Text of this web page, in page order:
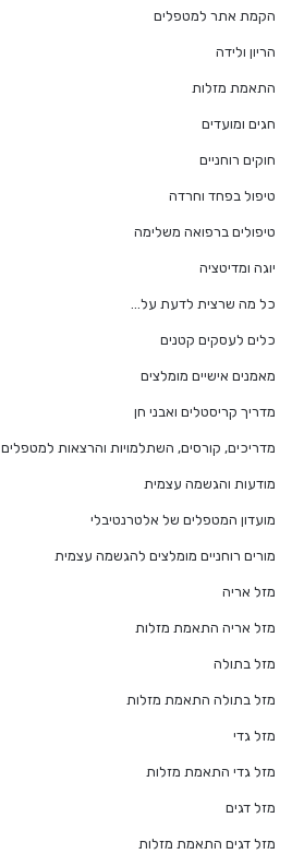
הקמת אתר למטפלים
הריון ולידה
התאמת מזלות
חגים ומועדים
חוקים רוחניים
טיפול בפחד וחרדה
טיפולים ברפואה משלימה
יוגה ומדיטציה
כל מה שרצית לדעת על…
כלים לעסקים קטנים
מאמנים אישיים מומלצים
מדריך קריסטלים ואבני חן
מדריכים, קורסים, השתלמויות והרצאות למטפלים
מודעות והגשמה עצמית
מועדון המטפלים של אלטרנטיבלי
מורים רוחניים מומלצים להגשמה עצמית
מזל אריה
מזל אריה התאמת מזלות
מזל בתולה
מזל בתולה התאמת מזלות
מזל גדי
מזל גדי התאמת מזלות
מזל דגים
מזל דגים התאמת מזלות